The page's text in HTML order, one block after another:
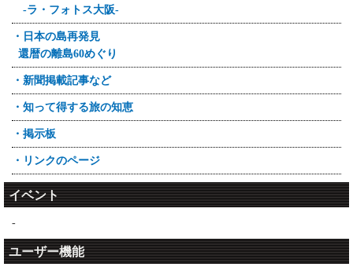
-ラ・フォトス大阪-
・日本の島再発見
還暦の離島60めぐり
・新聞掲載記事など
・知って得する旅の知恵
・掲示板
・リンクのページ
イベント
-
ユーザー機能